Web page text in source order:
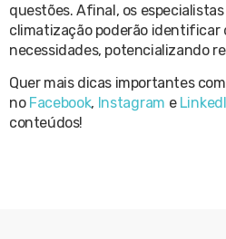
questões. Afinal, os
climatização poderão identificar
necessidades, potencializando
Quer mais dicas importantes
no Facebook, Instagram e
conteúdos!